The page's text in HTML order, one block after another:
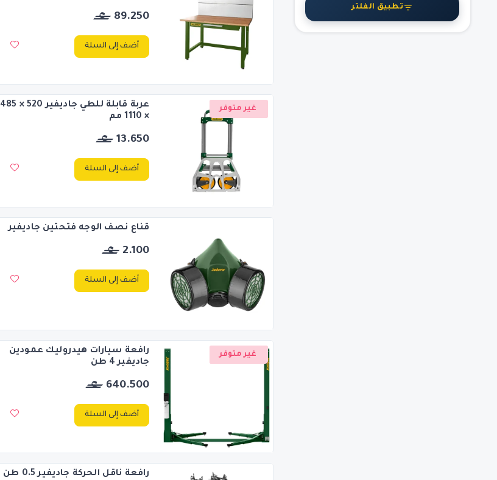
تطبيق الفلتر
89.250
أضف إلى السلة
غير متوفر
عربة قابلة للطي جاديفير 520 × 485
× 1110 مم
13.650
أضف إلى السلة
قناع نصف الوجه فتحتين جاديفير
2.100
أضف إلى السلة
غير متوفر
رافعة سيارات هيدروليك عمودين
جاديفير 4 طن
640.500
أضف إلى السلة
رافعة ناقل الحركة جاديفير 0.5 طن